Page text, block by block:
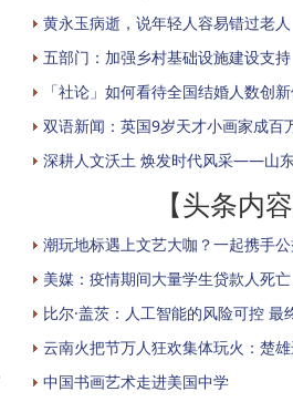
黄永玉病逝，说年轻人容易错过老人
五部门：加强乡村基础设施建设支持
「社论」如何看待全国结婚人数创
双语新闻：英国9岁天才小画家成百
深耕人文沃土 焕发时代风采——山
【头条内容
潮玩地标遇上文艺大咖？一起携手
美媒：疫情期间大量学生贷款人死
比尔·盖茨：人工智能的风险可控 最
云南火把节万人狂欢集体玩火：楚
中国书画艺术走进美国中学